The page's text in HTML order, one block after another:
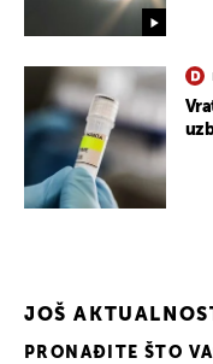
JOŠ
PRONAĐITE ŠTO